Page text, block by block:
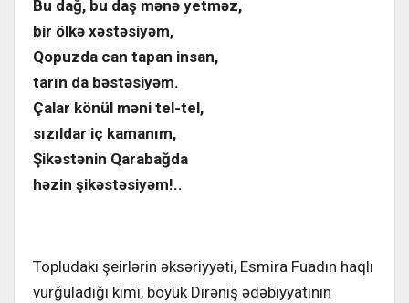
Bu dağ, bu daş mənə yetməz,
bir ölkə xəstəsiyəm,
Qopuzda can tapan insan,
tarın da bəstəsiyəm.
Çalar könül məni tel-tel,
sızıldar iç kamanım,
Şikəstənin Qarabağda
həzin şikəstəsiyəm!..
Topludakı şeirlərin əksəriyyəti, Esmira Fuadın haqlı
vurğuladığı kimi, böyük Dirəniş ədəbiyyatının